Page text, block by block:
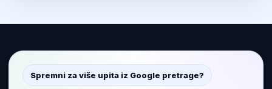
Spremni za više upita iz Google pretrage?